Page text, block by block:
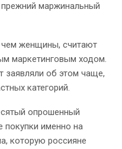
маржинальный
женщины, считают
маркетинговым ходом.
заявляли об этом чаще,
категорий.
опрошенный
покупки именно на
которую россияне